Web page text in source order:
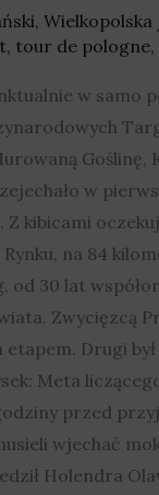
, Wielkopolska
, tour de pologne,
w samo
Goślinę,
w
Z kibicami
na 84
od 30 lat
Zwycięzcą
Drugi
Meta
przed
wjechać
Holendra